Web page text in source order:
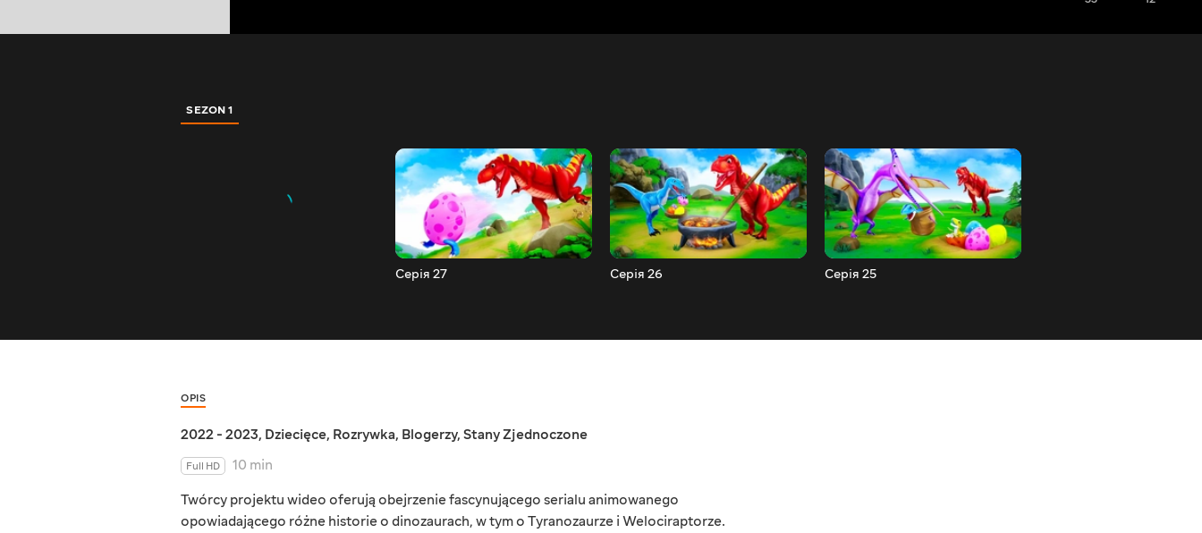
SEZON 1
Серія 27 Серія 26 Серія 25
OPIS
2022 - 2023, Dziecięce, Rozrywka, Blogerzy, Stany Zjednoczone
Full HD
10 min
Twórcy projektu wideo oferują obejrzenie fascynującego serialu animowanego
opowiadającego różne historie o dinozaurach, w tym o Tyranozaurze i Welociraptorze.